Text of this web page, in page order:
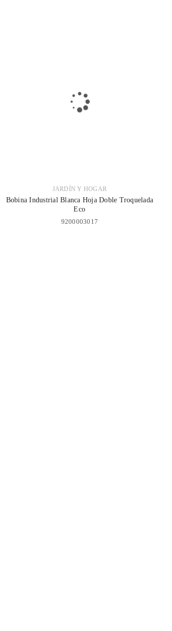
ACCEDER
Nombre de usuario o correo electrónico
JARDÍN Y HOGAR
Bobina Industrial Blanca Hoja Doble Troquelada
Eco
9200003017